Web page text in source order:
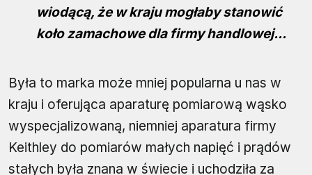
wiodącą, że w kraju mogłaby stanowić
koło zamachowe dla firmy handlowej...
Była to marka może mniej popularna u nas w
kraju i oferująca aparaturę pomiarową wąsko
wyspecjalizowaną, niemniej aparatura firmy
Keithley do pomiarów małych napięć i prądów
stałych była znana w świecie i uchodziła za